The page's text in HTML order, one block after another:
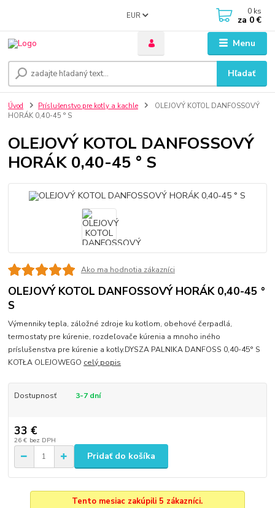
Menu
EUR
Hľadať
0 ks
za 0 €
Úvod Príslušenstvo pre kotly a kachle
OLEJOVÝ KOTOL DANFOSSOVÝ
HORÁK 0,40-45 ° S
OLEJOVÝ KOTOL DANFOSSOVÝ
HORÁK 0,40-45 ° S
Ako ma hodnotia zákazníci
OLEJOVÝ KOTOL DANFOSSOVÝ HORÁK 0,40-45 °
S
Výmenniky tepla, záložné zdroje ku kotlom, obehové čerpadlá,
termostaty pre kúrenie, rozdeľovače kúrenia a mnoho iného
príslušenstva pre kúrenie a kotly.DYSZA PALNIKA DANFOSS 0,40-45° S
KOTŁA OLEJOWEGO celý popis
Dostupnosť 3-7 dní
33 €
26 € bez DPH
Pridať do košíka
Tento mesiac zakúpili 5 zákazníci.